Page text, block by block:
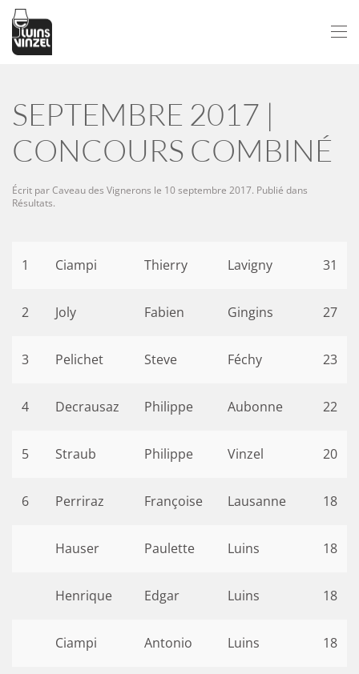
Passer au contenu principal
SEPTEMBRE 2017 |
CONCOURS COMBINÉ
Écrit parCaveau des Vignerons le 10 septembre 2017. Publié dans
Résultats.
1 Ciampi Thierry Lavigny 31
2 Joly Fabien Gingins 27
3 Pelichet Steve Féchy 23
4 Decrausaz Philippe Aubonne 22
5 Straub Philippe Vinzel 20
6 Perriraz Françoise Lausanne 18
Hauser Paulette Luins 18
Henrique Edgar Luins 18
Ciampi Antonio Luins 18